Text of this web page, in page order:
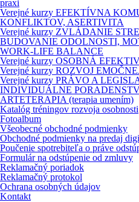
praxi
Verejné kurzy EFEKTÍVNA
KONFLIKTOV, ASERTIVITA
Verejné kurzy ZVLÁDANIE
BUDOVANIE ODOLNOSTI,
WORK-LIFE BALANCE
Verejné kurzy OSOBNÁ
Verejné kurzy ROZVOJ
Verejné kurzy PRÁVO A
INDIVIDUÁLNE
ARTETERAPIA (terapia umením)
Katalóg tréningov rozvoja osobnosti
Fotoalbum
Všeobecné obchodné podmienky
Obchodné podmienky na predaj
Poučenie spotrebiteľa o práve
Formulár na odstúpenie od zmluvy
Reklamačný poriadok
Reklamačný protokol
Ochrana osobných údajov
Kontakt